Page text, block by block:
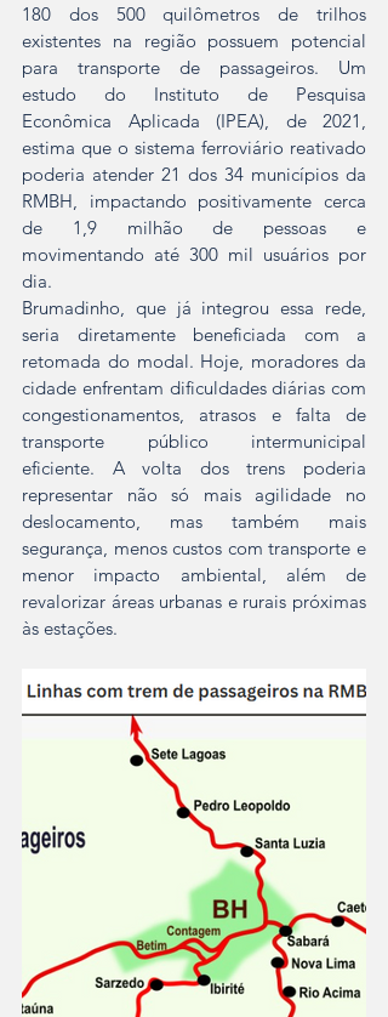
180 dos 500 quilômetros de trilhos
existentes na região possuem potencial
para transporte de passageiros. Um
estudo do Instituto de Pesquisa
Econômica Aplicada (IPEA), de 2021,
estima que o sistema ferroviário reativado
poderia atender 21 dos 34 municípios da
RMBH, impactando positivamente cerca
de 1,9 milhão de pessoas e
movimentando até 300 mil usuários por
dia.
Brumadinho, que já integrou essa rede,
seria diretamente beneficiada com a
retomada do modal. Hoje, moradores da
cidade enfrentam dificuldades diárias com
congestionamentos, atrasos e falta de
transporte público intermunicipal
eficiente. A volta dos trens poderia
representar não só mais agilidade no
deslocamento, mas também mais
segurança, menos custos com transporte e
menor impacto ambiental, além de
revalorizar áreas urbanas e rurais próximas
às estações.